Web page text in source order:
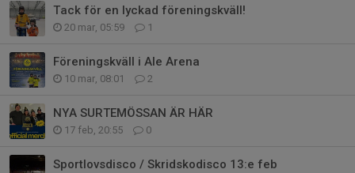
Tack för en lyckad föreningskväll!
20 mar, 05:59 1
Föreningskväll i Ale Arena
10 mar, 08:01 2
NYA SURTEMÖSSAN ÄR HÄR
17 feb, 20:55 0
Sportlovsdisco / Skridskodisco 13:e feb